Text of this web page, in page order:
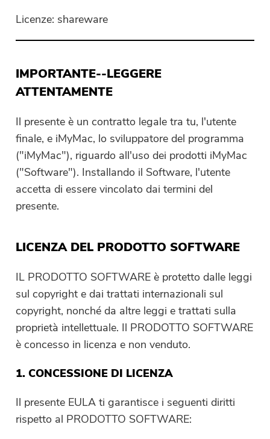
PowerUninstall
Screen Recorder
Compressore di PDF
Online
Video Converter gratuito
Compressore di Foto gratuito
Compressore di PDF gratuito
Licenze: shareware
IMPORTANTE--LEGGERE
ATTENTAMENTE
Il presente è un contratto legale tra tu, l'utente
finale, e iMyMac, lo sviluppatore del programma
("iMyMac"), riguardo all'uso dei prodotti iMyMac
("Software"). Installando il Software, l'utente
accetta di essere vincolato dai termini del
presente.
LICENZA DEL PRODOTTO SOFTWARE
IL PRODOTTO SOFTWARE è protetto dalle leggi
sul copyright e dai trattati internazionali sul
copyright, nonché da altre leggi e trattati sulla
proprietà intellettuale. Il PRODOTTO SOFTWARE
è concesso in licenza e non venduto.
1. CONCESSIONE DI LICENZA
Il presente EULA ti garantisce i seguenti diritti
rispetto al PRODOTTO SOFTWARE: